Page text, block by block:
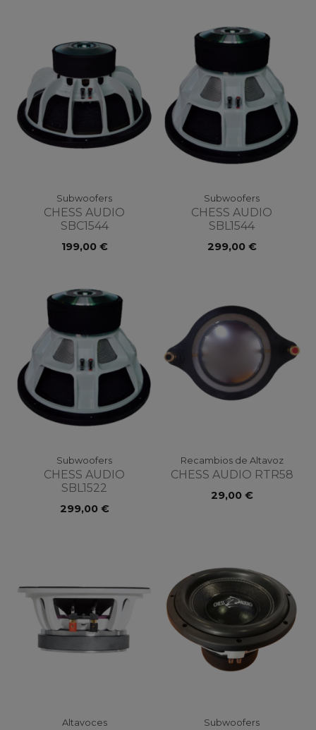
Subwoofers
CHESS AUDIO
SBC1544
199,00 €
Subwoofers
CHESS AUDIO
SBL1544
299,00 €
Subwoofers
CHESS AUDIO
SBL1522
299,00 €
Recambios de Altavoz
CHESS AUDIO RTR58
29,00 €
Altavoces Subwoofers